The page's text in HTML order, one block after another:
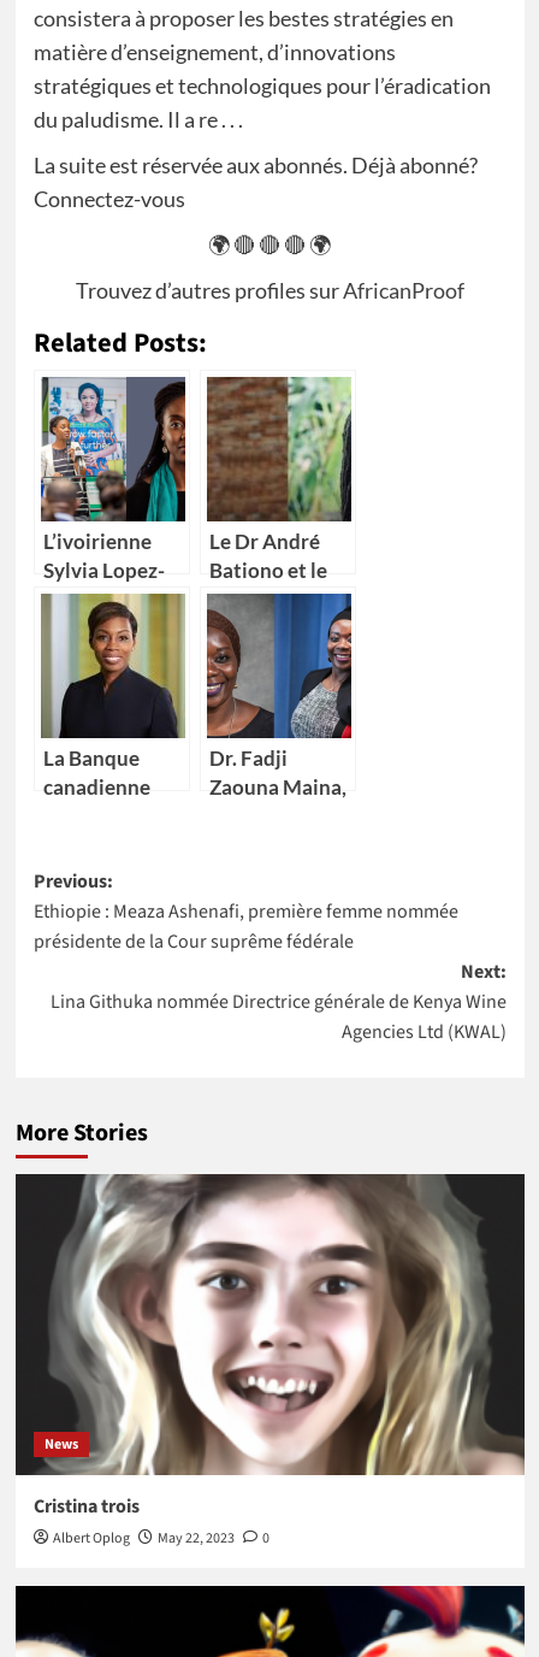
consistera à proposer les bestes stratégies en
matière d’enseignement, d’innovations
stratégiques et technologiques pour l’éradication
du paludisme. Il a re . . .
La suite est réservée aux abonnés. Déjà abonné?
Connectez-vous
🌍 🔴 🔴 🔴 🌍
Trouvez d’autres profiles surAfricanProof
Related Posts:
L’ivoirienne
Sylvia Lopez-
Ekra nommée
coordonnatrice
résidente des
Nations Unies
au Maroc
Le Dr André
Bationo et le
Dr Catherine
Nakalembe
remportent
l’Africa Food
Prize 2020
La Banque
canadienne
(CIBC) nomme
Kikelomo
Lawal comme
présidente
Dr. Fadji
Zaouna Maina,
Niger à
intégrer la
NASA
Post
navigation
Previous:
Ethiopie : Meaza Ashenafi, première femme nommée
présidente de la Cour suprême fédérale
Next:
Lina Githuka nommée Directrice générale de Kenya Wine
Agencies Ltd (KWAL)
More Stories
News
Cristina trois
Albert Oplog May 22, 2023 0